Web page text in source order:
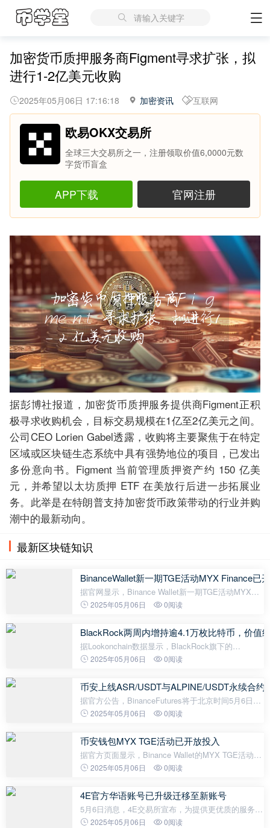
请输入关键字
加密货币质押服务商Figment寻求扩张，拟
进行1-2亿美元收购
2025年05月06日 17:16:18 加密资讯 互联网
欧易OKX交易所
全球三大交易所之一，注册领取价值6,0000元数
字货币盲盒
APP下载 官网注册
据彭博社报道，加密货币质押服务提供商Figment正积
极寻求收购机会，目标交易规模在1亿至2亿美元之间。
公司CEO Lorien Gabel透露，收购将主要聚焦于在特定
区域或区块链生态系统中具有强势地位的项目，已发出
多份意向书。Figment 当前管理质押资产约 150 亿美
元，并希望以太坊质押 ETF 在美放行后进一步拓展业
务。此举是在特朗普支持加密货币政策带动的行业并购
潮中的最新动向。
最新区块链知识
BinanceWallet新一期TGE活动MYX Finance已
据官网显示，Binance Wallet新一期TGE活动MYX
Finance已开放认购，本次TGE参与门槛为Alpha积分
（UTC+8）。
2025年05月06日 0阅读
BlackRock两周内增持逾4.1万枚比特币，价值
据Lookonchain数据显示，BlackRock旗下的
iSharesBitcoinTrustETF在过去两周内增持了41,452
614,639枚比特币，总价值约580.7亿美元。
2025年05月06日 0阅读
币安上线ASR/USDT与ALPINE/USDT永续合约
据官方公告，BinanceFutures将于北京时间5月6日
17:30上线ASRUSDT永续合约，并于17:45上线
2025年05月06日 0阅读
币安钱包MYX TGE活动已开放投入
据官方页面显示，Binance Wallet的MYX TGE活动已
开放投入，结束时间为北京时间18时。
2025年05月06日 0阅读
4E官方华语账号已升级迁移至新账号
5月6日消息，4E交易所宣布，为提供更优质的服务与
内容，其官方华语账号已进行升级迁移。未来所有官
2025年05月06日 0阅读